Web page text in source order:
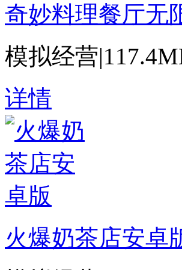
奇妙料理餐厅无
模拟经营|
详情
火爆奶茶店安卓